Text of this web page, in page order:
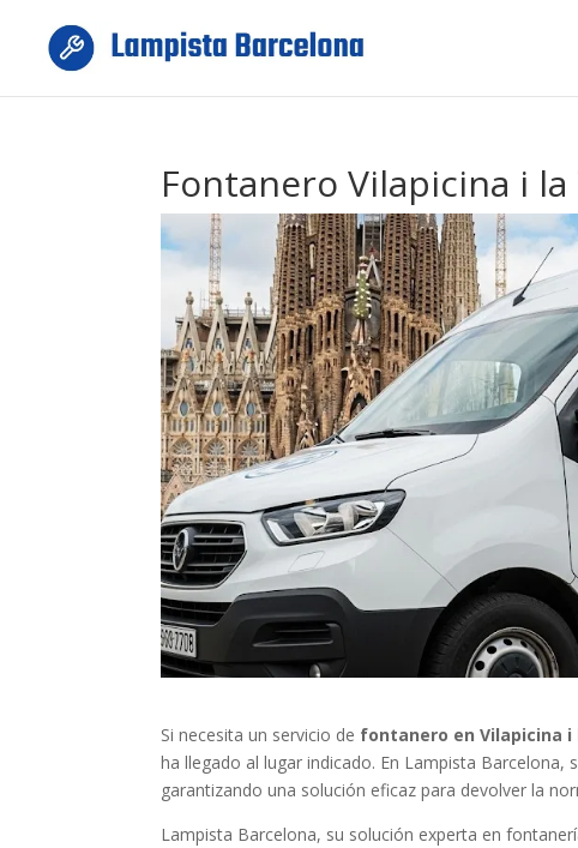
Fontanero Vilapicina i
Si necesita un servicio de fontanero en Vilapicina
ha llegado al lugar indicado. En Lampista
garantizando una solución eficaz para devolver la
Lampista Barcelona, su solución experta en